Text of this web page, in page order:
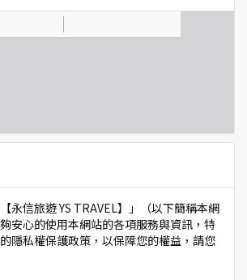
永信旅遊 YS TRAVEL】」（以下簡稱本網
安心的使用本網站的各項服務與資訊，特
隱私權保護政策，以保障您的權益，請您